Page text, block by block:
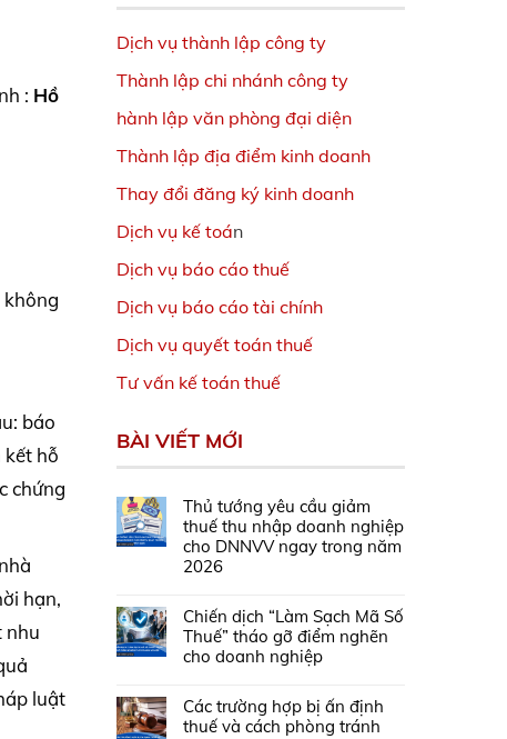
: Hồ
không
báo
kết hỗ
chứng
hạn,
nhu
luật
Dịch vụ thành lập công ty
Thành lập chi nhánh công ty
hành lập văn phòng đại diện
Thành lập địa điểm kinh doanh
Thay đổi đăng ký kinh doanh
Dịch vụ kế toán
Dịch vụ báo cáo thuế
Dịch vụ báo cáo tài chính
Dịch vụ quyết toán thuế
Tư vấn kế toán thuế
BÀI VIẾT MỚI
Thủ tướng yêu cầu giảm
thuế thu nhập doanh nghiệp
cho DNNVV ngay trong năm
2026
Chiến dịch “Làm Sạch Mã Số
Thuế” tháo gỡ điểm nghẽn
cho doanh nghiệp
Các trường hợp bị ấn định
thuế và cách phòng tránh